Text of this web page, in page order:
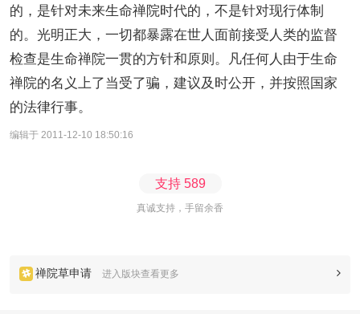
的，是针对未来生命禅院时代的，不是针对现行体制
的。光明正大，一切都暴露在世人面前接受人类的监督
检查是生命禅院一贯的方针和原则。凡任何人由于生命
禅院的名义上了当受了骗，建议及时公开，并按照国家
的法律行事。
编辑于 2011-12-10 18:50:16
支持589
真诚支持，手留余香
禅院草申请 进入版块查看更多